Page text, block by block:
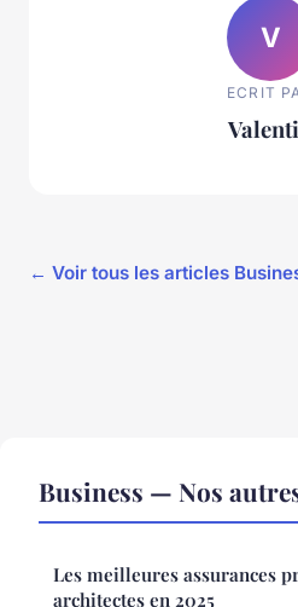
V
ECRIT
← Voir tous les articles
Business — Nos
Les meilleures assurances
architectes en 2025